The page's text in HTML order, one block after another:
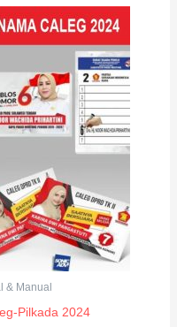
& Manual
Pilkada 2024